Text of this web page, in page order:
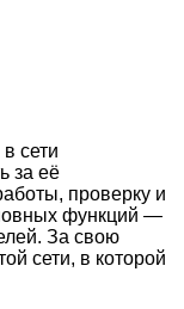
сети
за её
проверку и
функций —
За свою
сети, в которой